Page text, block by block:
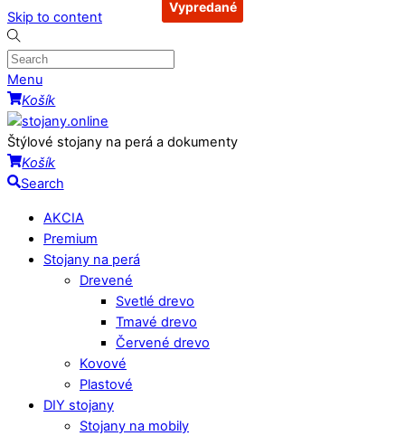
Skip to content
Menu
Košík
Štýlové stojany na perá a dokumenty
Košík
Search
AKCIA
Premium
Stojany na perá
Drevené
Svetlé drevo
Tmavé drevo
Červené drevo
Kovové
Plastové
DIY stojany
Stojany na mobily
Vypredané
Vypredané
Vypredané